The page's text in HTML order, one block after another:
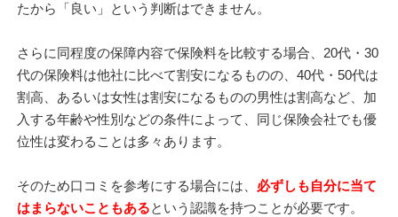
たから「良い」という判断はできません。
さらに同程度の保障内容で保険料を比較する場合、20代・30
代の保険料は他社に比べて割安になるものの、40代・50代は
割高、あるいは女性は割安になるものの男性は割高など、加
入する年齢や性別などの条件によって、同じ保険会社でも優
位性は変わることは多々あります。
そのため口コミを参考にする場合には、 必ずしも自分に当て
はまらないこともあるという認識を持つことが必要です。